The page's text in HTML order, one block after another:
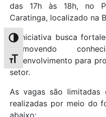
Alternar alto contraste
Alternar tamanho da fonte
das 17h às 18h, no
Caratinga, localizado na
A iniciativa busca
promovendo
desenvolvimento para
setor.
As vagas são limitadas
realizadas por meio do
abaixo: